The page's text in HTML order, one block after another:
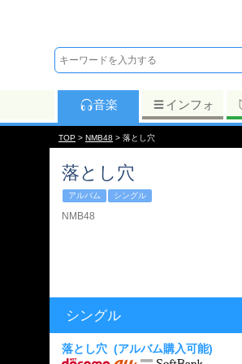
音楽 インフォ
TOP > NMB48 > 落とし穴
落とし穴
アルバム シングル
NMB48
シングル
落とし穴 (アルバム購入可能)